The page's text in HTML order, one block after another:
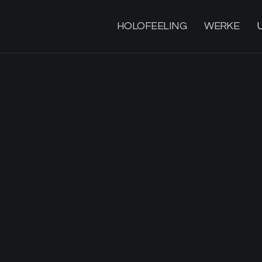
HOLOFEELING WERKE